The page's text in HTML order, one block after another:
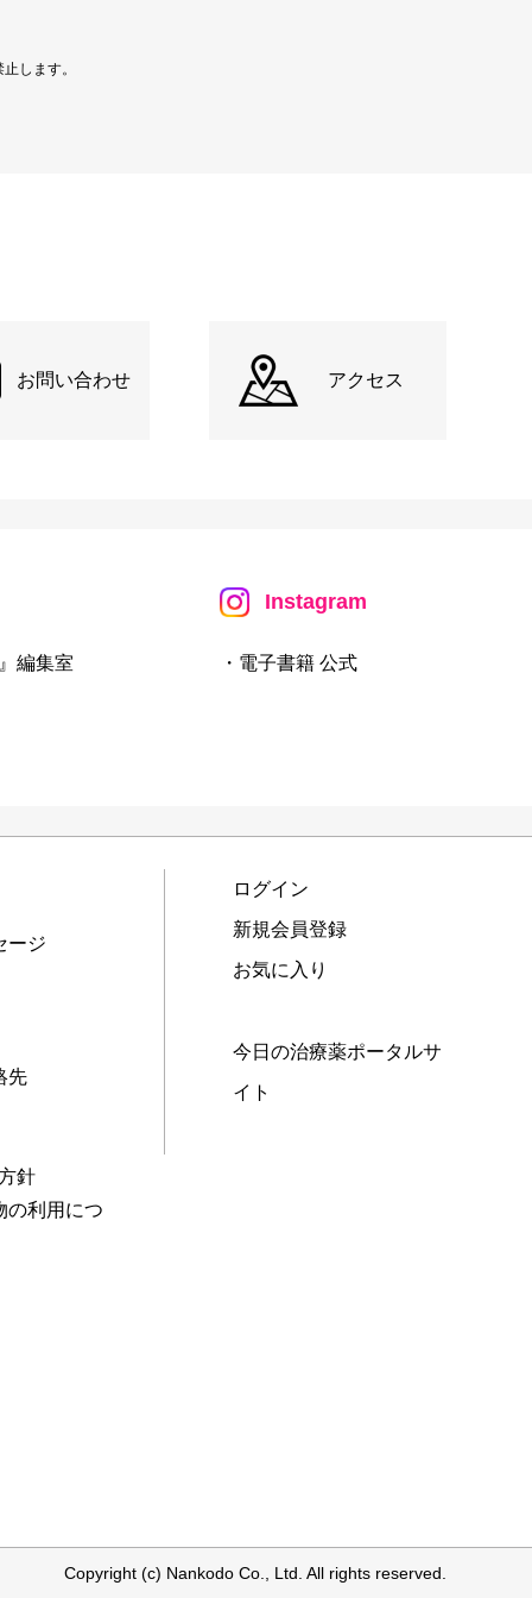
します。
お問い合わせ アクセス
編集室
Instagram
・電子書籍 公式
ージ
先
針
の利用につ
ログイン
新規会員登録
お気に入り
今日の治療薬ポータルサ
イト
Copyright (c) Nankodo Co., Ltd. All rights reserved.